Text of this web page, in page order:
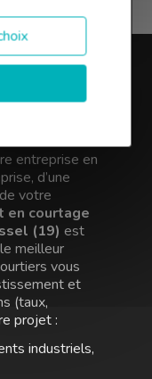
entreprise en
d’une
votre
en courtage
(19) est
meilleur
vous
et
(taux,
projet :
industriels,